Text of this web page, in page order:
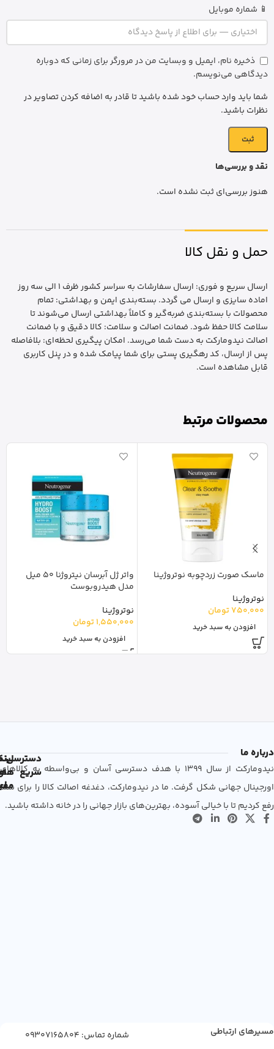
نقد و بررسی‌ها
هنوز بررسی‌ای ثبت نشده است.
📱 شماره موبایل
ذخیره نام، ایمیل و وبسایت من در مرورگر برای زمانی که دوباره
دیدگاهی می‌نویسم.
شما باید وارد حساب خود شده باشید تا قادر به اضافه کردن تصاویر در
نظرات باشید.
حمل و نقل کالا
ارسال سریع و فوری: ارسال سفارشات به سراسر کشور ظرف 1 الی سه روز
اماده سایزی و ارسال می گردد. بسته‌بندی ایمن و بهداشتی: تمام
محصولات با بسته‌بندی ضربه‌گیر و کاملاً بهداشتی ارسال می‌شوند تا
سلامت کالا حفظ شود. ضمانت اصالت و سلامت: کالا دقیق و با ضمانت
اصالت نیدومارکت به دست شما می‌رسد. امکان پیگیری لحظه‌ای: بلافاصله
پس از ارسال، کد رهگیری پستی برای شما پیامک شده و در پنل کاربری
قابل مشاهده است.
محصولات مرتبط
ماسک صورت زردچوبه نوتروژینا
نوتروژینا
750,000تومان
افزودن به سبد خرید
واتر ژل آبرسان نیتروژنا 50 میل
مدل هیدروبوست
نوتروژینا
1,550,000تومان
افزودن به سبد خرید
درباره ما
نیدومارکت از سال 1399 با هدف دسترسی آسان و بی‌واسطه به کالاهای
اورجینال جهانی شکل گرفت. ما در نیدومارکت، دغدغه اصالت کالا را برای شما
رفع کردیم تا با خیالی آسوده، بهترین‌های بازار جهانی را در خانه داشته باشید.
دسترسی
سریع
مسیرهای ارتباطی شماره تماس: 09307165804